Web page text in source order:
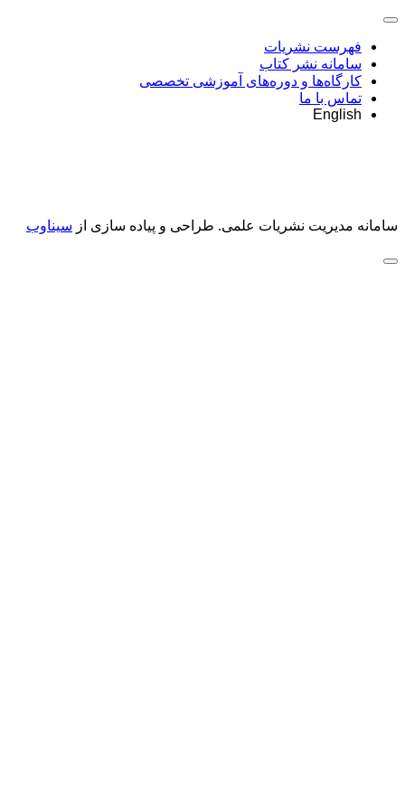
فهرست نشریات
سامانه نشر کتاب
کارگاه‌ها و دوره‌های آموزشی تخصصی
تماس با ما
English
سامانه مدیریت نشریات علمی. طراحی و پیاده سازی از سیناوب